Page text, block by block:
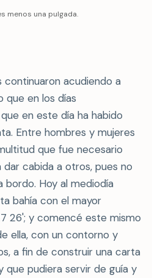
menos una pulgada.
continuaron acudiendo a
que en los días
en este día ha habido
Entre hombres y mujeres
que fue necesario
cabida a otros, pues no
Hoy al mediodía
bahía con el mayor
26'; y comencé este mismo
ella, con un contorno y
a fin de construir una carta
que pudiera servir de guía y